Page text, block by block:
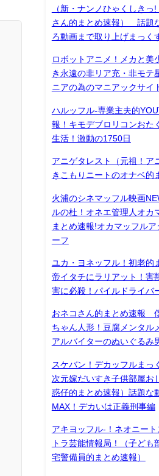
（新・ナンノひゃくしきっ
さん的まとめ速報） 話題
ろ動画まで取り上げまっく
ロボットアニメ！メカと美
き永遠の非リア充・非モテ
ニアの為のマニアックサイ
ハルッフル-専業主夫的
報！キモデブロリコンおた
生活！激動の1750日
アニゲタレスト（元祖！
きこもりニートのオナベ的
火浦のシネマッフル映画
ルの杜！オネエ管理人オカ
まとめ速報!オカマッフル
ーフ
ユカ・ヨネッフル！初老的
帝イタチにラリアット！害
害に必殺！パイルドライバ
おネコさん的まとめ速報
ちゃん人形！豆腐メンタル
アルバイターのぬいぐるみ
スケバン！デカッフルまっ
次元嫁だいすき子供部屋お
惑仔的まとめ速報）話題な
MAX！デカいは正義刑事編
アキヨッフル-！ネオニー
トラ芸能情報局！（子ども
宅警備員的まとめ速報）